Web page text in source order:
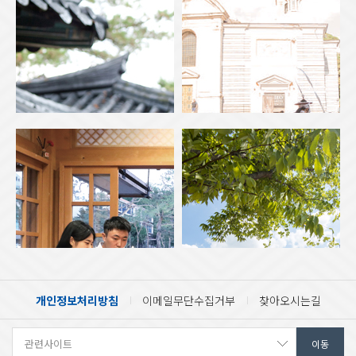
개인정보처리방침 이메일무단수집거부 찾아오시는길